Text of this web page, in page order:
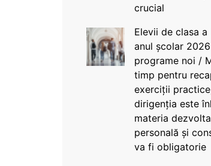
crucial
Elevii de clasa a
anul școlar
programe noi /
timp pentru
exerciții
dirigenția este
materia
personală și
va fi obligatorie